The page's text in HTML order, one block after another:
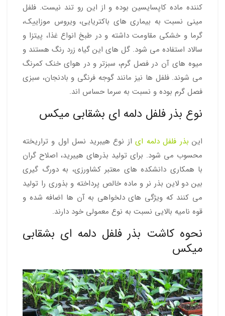
کننده ماده کاپسایسین بوده و از این رو تند نیست. فلفل
مینی نسبت به بیماری های باکتریایی، ویروس موزاییک،
گرما و خشکی مقاومت داشته و در طبخ انواع غذا، پیتزا و
سالاد استفاده می شود. گل های این گیاه زرد رنگ هستند و
میوه های آن در فصل گرم، سبزتر و در هوای خنک کمرنگ
می شوند. فلفل ها نیز مانند گوجه فرنگی و بادنجان، سبزی
فصل گرم بوده و نسبت به سرما حساس اند.
نوع بذر فلفل دلمه ای بشقابی میکس
این بذر فلفل دلمه ایاز نوع هیبرید نسل اول و تراریخته
محسوب می شود. برای تولید بذرهای هیبرید، اصلاح گران
با همکاری دانشکده های معتبر کشاورزی، به دورگ گیری
بین دو لاین بذر نر و ماده خالص پرداخته و بذوری را تولید
می کنند که ویژگی های دلخواهی به آن ها اضافه شده و
قوه نامیه بالایی نسبت به نوع معمولی خود دارند.
نحوه کاشت بذر فلفل دلمه ای بشقابی
میکس